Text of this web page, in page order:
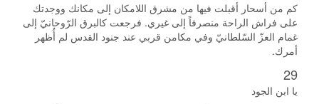
كم من أسحار أقبلت فيها من مشرق اللامكان إلى مكانك ووجدتك
على فراش الراحة منصرفاً إلى غيري. فرجعت كالبرق الرّوحانيّ إلى
غمام العزّ السّلطانيّ وفي مكامن قربي عند جنود القدس لم أُظهر
أمرك.
29
يا ابن الجود